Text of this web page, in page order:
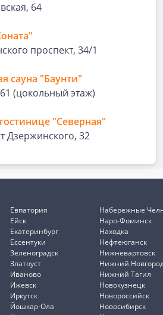
64
проспект, 34/1
сауна "Баунти"
(цокольный этаж)
"Северная"
Дзержинского, 32
Евпатория
Ейск
Екатеринбург
Ессентуки
Зеленоградск
Златоуст
Иваново
Ижевск
Иркутск
Йошкар-Ола
Набережные
Наро-Фоминск
Находка
Нефтеюганск
Нижневартовск
Нижний
Нижний Тагил
Новокузнецк
Новороссийск
Новосибирск